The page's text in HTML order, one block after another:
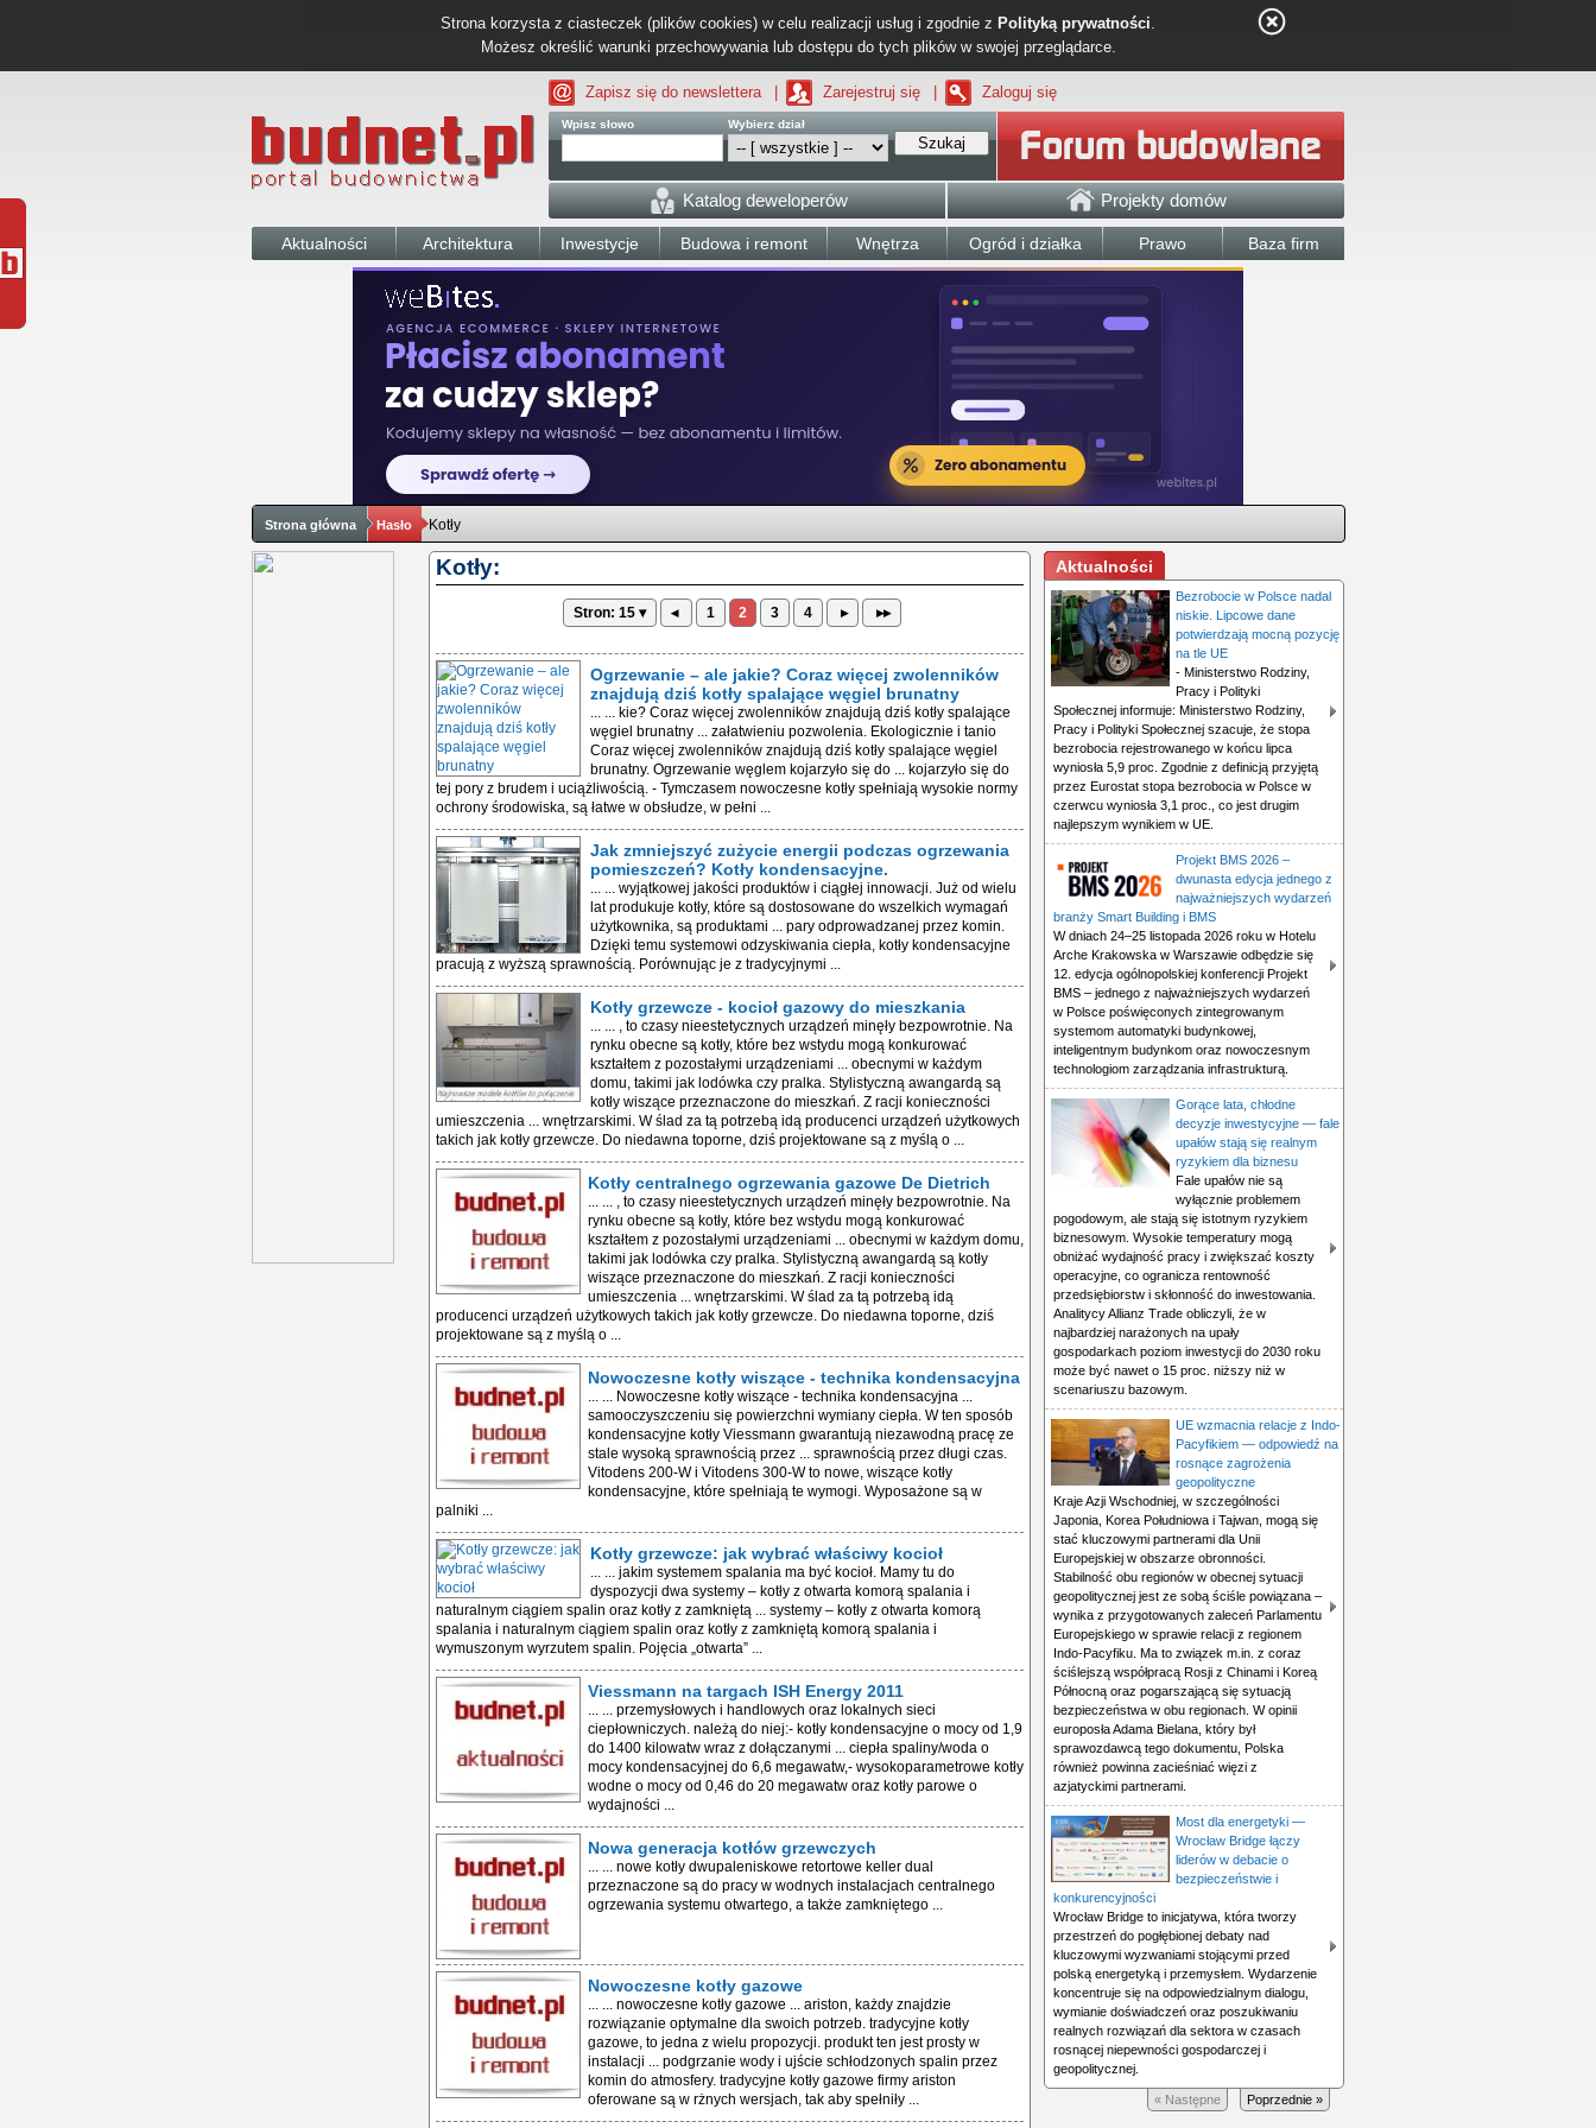
Strona korzysta z ciasteczek (plików cookies) w celu realizacji usług i zgodnie z Polityką prywatności.
Możesz określić warunki przechowywania lub dostępu do tych plików w swojej przeglądarce.
Zapisz się do newslettera Zarejestruj się Zaloguj się
Wpisz słowo Wybierz dział
Szukaj
Katalog deweloperów Projekty domów
Aktualności Architektura Inwestycje Budowa i remont Wnętrza Ogród i działka Prawo Baza firm
Strona główna Hasło Kotły
Kotły:
Stron: 15 ▾ ◂ 1 2 3 4 ▸ ▸▸
Ogrzewanie – ale jakie? Coraz więcej zwolenników
znajdują dziś kotły spalające węgiel brunatny
... ... kie? Coraz więcej zwolenników znajdują dziś kotły spalające
węgiel brunatny ... załatwieniu pozwolenia. Ekologicznie i tanio
Coraz więcej zwolenników znajdują dziś kotły spalające węgiel
brunatny. Ogrzewanie węglem kojarzyło się do ... kojarzyło się do
tej pory z brudem i uciążliwością. - Tymczasem nowoczesne kotły spełniają wysokie normy
ochrony środowiska, są łatwe w obsłudze, w pełni ...
Jak zmniejszyć zużycie energii podczas ogrzewania
pomieszczeń? Kotły kondensacyjne.
... ... wyjątkowej jakości produktów i ciągłej innowacji. Już od wielu
lat produkuje kotły, które są dostosowane do wszelkich wymagań
użytkownika, są produktami ... pary odprowadzanej przez komin.
Dzięki temu systemowi odzyskiwania ciepła, kotły kondensacyjne
pracują z wyższą sprawnością. Porównując je z tradycyjnymi ...
Kotły grzewcze - kocioł gazowy do mieszkania
... ... , to czasy nieestetycznych urządzeń minęły bezpowrotnie. Na
rynku obecne są kotły, które bez wstydu mogą konkurować
kształtem z pozostałymi urządzeniami ... obecnymi w każdym
domu, takimi jak lodówka czy pralka. Stylistyczną awangardą są
kotły wiszące przeznaczone do mieszkań. Z racji konieczności
umieszczenia ... wnętrzarskimi. W ślad za tą potrzebą idą producenci urządzeń użytkowych
takich jak kotły grzewcze. Do niedawna toporne, dziś projektowane są z myślą o ...
Kotły centralnego ogrzewania gazowe De Dietrich
... ... , to czasy nieestetycznych urządzeń minęły bezpowrotnie. Na
rynku obecne są kotły, które bez wstydu mogą konkurować
kształtem z pozostałymi urządzeniami ... obecnymi w każdym domu,
takimi jak lodówka czy pralka. Stylistyczną awangardą są kotły
wiszące przeznaczone do mieszkań. Z racji konieczności
umieszczenia ... wnętrzarskimi. W ślad za tą potrzebą idą
producenci urządzeń użytkowych takich jak kotły grzewcze. Do niedawna toporne, dziś
projektowane są z myślą o ...
Nowoczesne kotły wiszące - technika kondensacyjna
... ... Nowoczesne kotły wiszące - technika kondensacyjna ...
samooczyszczeniu się powierzchni wymiany ciepła. W ten sposób
kondensacyjne kotły Viessmann gwarantują niezawodną pracę ze
stale wysoką sprawnością przez ... sprawnością przez długi czas.
Vitodens 200-W i Vitodens 300-W to nowe, wiszące kotły
kondensacyjne, które spełniają te wymogi. Wyposażone są w
palniki ...
Kotły grzewcze: jak wybrać właściwy kocioł
... ... jakim systemem spalania ma być kocioł. Mamy tu do
dyspozycji dwa systemy – kotły z otwarta komorą spalania i
naturalnym ciągiem spalin oraz kotły z zamkniętą ... systemy – kotły z otwarta komorą
spalania i naturalnym ciągiem spalin oraz kotły z zamkniętą komorą spalania i
wymuszonym wyrzutem spalin. Pojęcia „otwarta” ...
Viessmann na targach ISH Energy 2011
... ... przemysłowych i handlowych oraz lokalnych sieci
ciepłowniczych. należą do niej:- kotły kondensacyjne o mocy od 1,9
do 1400 kilowatw wraz z dołączanymi ... ciepła spaliny/woda o
mocy kondensacyjnej do 6,6 megawatw,- wysokoparametrowe kotły
wodne o mocy od 0,46 do 20 megawatw oraz kotły parowe o
wydajności ...
Nowa generacja kotłów grzewczych
... ... nowe kotły dwupaleniskowe retortowe keller dual
przeznaczone są do pracy w wodnych instalacjach centralnego
ogrzewania systemu otwartego, a także zamkniętego ...
Nowoczesne kotły gazowe
... ... nowoczesne kotły gazowe ... ariston, każdy znajdzie
rozwiązanie optymalne dla swoich potrzeb. tradycyjne kotły
gazowe, to jedna z wielu propozycji. produkt ten jest prosty w
instalacji ... podgrzanie wody i ujście schłodzonych spalin przez
komin do atmosfery. tradycyjne kotły gazowe firmy ariston
oferowane są w rżnych wersjach, tak aby spełniły ...
Aktualności
Bezrobocie w Polsce nadal
niskie. Lipcowe dane
potwierdzają mocną pozycję
na tle UE
- Ministerstwo Rodziny,
Pracy i Polityki
Społecznej informuje: Ministerstwo Rodziny,
Pracy i Polityki Społecznej szacuje, że stopa
bezrobocia rejestrowanego w końcu lipca
wyniosła 5,9 proc. Zgodnie z definicją przyjętą
przez Eurostat stopa bezrobocia w Polsce w
czerwcu wyniosła 3,1 proc., co jest drugim
najlepszym wynikiem w UE.
Projekt BMS 2026 –
dwunasta edycja jednego z
najważniejszych wydarzeń
branży Smart Building i BMS
W dniach 24–25 listopada 2026 roku w Hotelu
Arche Krakowska w Warszawie odbędzie się
12. edycja ogólnopolskiej konferencji Projekt
BMS – jednego z najważniejszych wydarzeń
w Polsce poświęconych zintegrowanym
systemom automatyki budynkowej,
inteligentnym budynkom oraz nowoczesnym
technologiom zarządzania infrastrukturą.
Gorące lata, chłodne
decyzje inwestycyjne — fale
upałów stają się realnym
ryzykiem dla biznesu
Fale upałów nie są
wyłącznie problemem
pogodowym, ale stają się istotnym ryzykiem
biznesowym. Wysokie temperatury mogą
obniżać wydajność pracy i zwiększać koszty
operacyjne, co ogranicza rentowność
przedsiębiorstw i skłonność do inwestowania.
Analitycy Allianz Trade obliczyli, że w
najbardziej narażonych na upały
gospodarkach poziom inwestycji do 2030 roku
może być nawet o 15 proc. niższy niż w
scenariuszu bazowym.
UE wzmacnia relacje z Indo-
Pacyfikiem — odpowiedź na
rosnące zagrożenia
geopolityczne
Kraje Azji Wschodniej, w szczególności
Japonia, Korea Południowa i Tajwan, mogą się
stać kluczowymi partnerami dla Unii
Europejskiej w obszarze obronności.
Stabilność obu regionów w obecnej sytuacji
geopolitycznej jest ze sobą ściśle powiązana –
wynika z przygotowanych zaleceń Parlamentu
Europejskiego w sprawie relacji z regionem
Indo-Pacyfiku. Ma to związek m.in. z coraz
ściślejszą współpracą Rosji z Chinami i Koreą
Północną oraz pogarszającą się sytuacją
bezpieczeństwa w obu regionach. W opinii
europosła Adama Bielana, który był
sprawozdawcą tego dokumentu, Polska
również powinna zacieśniać więzi z
azjatyckimi partnerami.
Most dla energetyki —
Wrocław Bridge łączy
liderów w debacie o
bezpieczeństwie i
konkurencyjności
Wrocław Bridge to inicjatywa, która tworzy
przestrzeń do pogłębionej debaty nad
kluczowymi wyzwaniami stojącymi przed
polską energetyką i przemysłem. Wydarzenie
koncentruje się na odpowiedzialnym dialogu,
wymianie doświadczeń oraz poszukiwaniu
realnych rozwiązań dla sektora w czasach
rosnącej niepewności gospodarczej i
geopolitycznej.
Poprzednie »
« Następne